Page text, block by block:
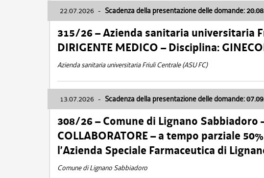
22.07.2026 - Scadenza della presentazione delle domande:
315/26 – Azienda sanitaria universitaria
DIRIGENTE MEDICO – Disciplina:
Azienda sanitaria universitaria Friuli Centrale (ASU FC)
13.07.2026 - Scadenza della presentazione delle domande:
308/26 – Comune di Lignano Sabbiadoro
COLLABORATORE – a tempo parziale
l’Azienda Speciale Farmaceutica di
Comune di Lignano Sabbiadoro